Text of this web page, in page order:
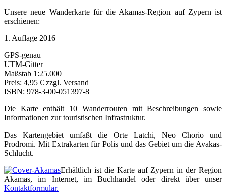
Unsere neue Wanderkarte für die Akamas-Region auf Zypern ist
erschienen:
1. Auflage 2016
GPS-genau
UTM-Gitter
Maßstab 1:25.000
Preis: 4,95 € zzgl. Versand
ISBN: 978-3-00-051397-8
Die Karte enthält 10 Wanderrouten mit Beschreibungen sowie
Informationen zur touristischen Infrastruktur.
Das Kartengebiet umfaßt die Orte Latchi, Neo Chorio und
Prodromi. Mit Extrakarten für Polis und das Gebiet um die Avakas-
Schlucht.
Erhältlich ist die Karte auf Zypern in der Region
Akamas, im Internet, im Buchhandel oder direkt über unser
Kontaktformular.